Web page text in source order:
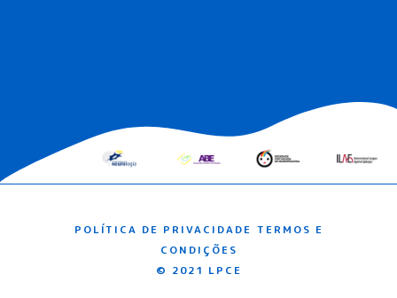
POLÍTICA DE PRIVACIDADE TERMOS E
CONDIÇÕES
© 2021 LPCE